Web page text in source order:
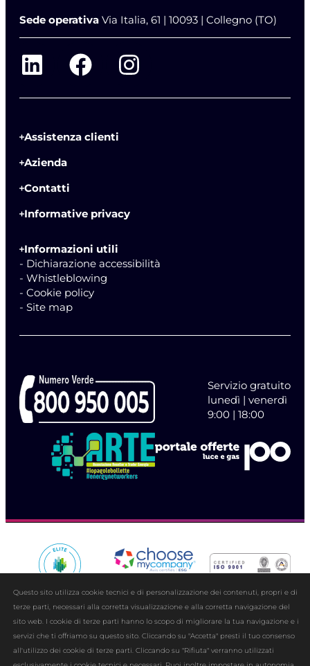
Sede operativa Via Italia, 61 | 10093 | Collegno (TO)
Assistenza clienti
Azienda
Contatti
Informative privacy
Informazioni utili
- Dichiarazione accessibilità
- Whistleblowing
- Cookie policy
- Site map
Servizio gratuito
lunedì | venerdì
9:00 | 18:00
Questo sito utilizza cookie tecnici e di personalizzazione dei contenuti, propri e di
terze parti, necessari alla corretta visualizzazione e alla corretta navigazione del
sito web. I cookie di terze parti hanno lo scopo di migliorare la tua navigazione e i
servizi che ti offriamo su questo sito. Cliccando su "Accetta" presti il tuo consenso
all'utilizzo dei cookie di terze parti. Cliccando su "Rifiuta" verranno utilizzati